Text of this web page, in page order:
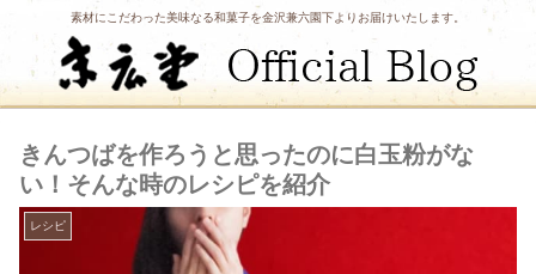
素材にこだわった美味なる和菓子を金沢兼六園下よりお届けいたします。
きんつばを作ろうと思ったのに白玉粉がな
い！そんな時のレシピを紹介
レシピ